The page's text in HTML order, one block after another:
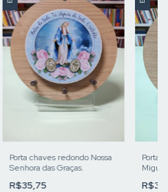
Porta chaves redondo Nossa
Senhora das Graças.
R$35,75
Porta